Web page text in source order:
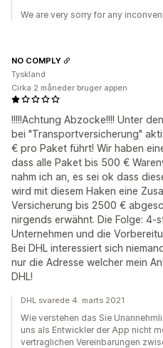
We are very sorry for any
!!!!!Achtung Abzocke!!!! Unter
bei "Transportversicherung"
€ pro Paket führt! Wir haben
dass alle Paket bis 500 €
nahm ich an, es sei ok dass
wird mit diesem Haken eine
Versicherung bis 2500 €
nirgends erwähnt. Die Folge: 4-
Unternehmen und die
Bei DHL interessiert sich
nur die Adresse welcher mein
DHL!
NO COMPLY
Tyskland
Cirka 2 måneder bruger appen
DHL svarede 4. marts 2021
Wie verstehen das Sie
uns als Entwickler der App nicht
vertraglichen Vereinbarungen